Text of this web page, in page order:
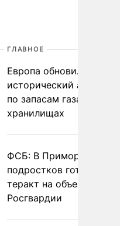
ГЛАВНОЕ
Европа обновила
исторический
по запасам газа в
хранилищах
ФСБ: В Приморье трое
подростков готовили
теракт на объекте
Росгвардии